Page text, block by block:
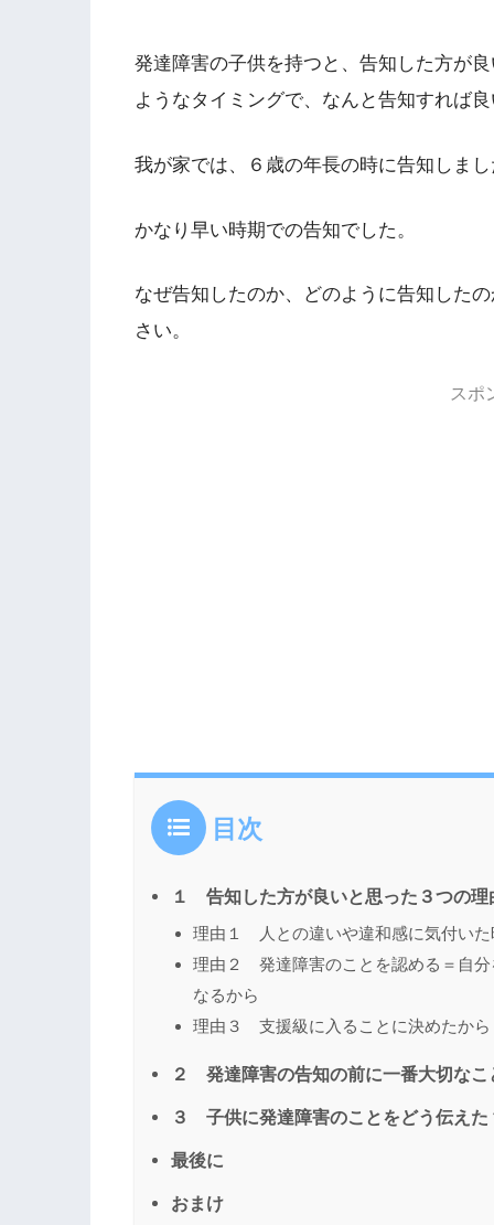
発達障害の子供を持つと、告知した方が
ようなタイミングで、なんと告知すれば
我が家では、６歳の年長の時に告知しま
かなり早い時期での告知でした。
なぜ告知したのか、どのように告知した
さい。
スポ
目次
１ 告知した方が良いと思った３つの理
理由１ 人との違いや違和感に気付い
理由２ 発達障害のことを認める＝自分
なるから
理由３ 支援級に入ることに決めたから
２ 発達障害の告知の前に一番大切なこ
３ 子供に発達障害のことをどう伝えた
最後に
おまけ